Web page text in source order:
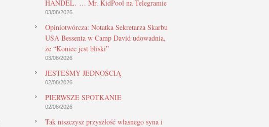
HANDEL. … Mr. KidPool na Telegramie
03/08/2026
Opiniotwórcza: Notatka Sekretarza Skarbu
USA Bessenta w Camp David udowadnia,
że “Koniec jest bliski”
03/08/2026
JESTEŚMY JEDNOŚCIĄ
02/08/2026
PIERWSZE SPOTKANIE
02/08/2026
Tak niszczysz przyszłość własnego syna i